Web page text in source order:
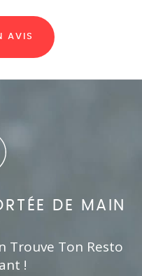
AVIS
DE MAIN
Trouve Ton Resto
!